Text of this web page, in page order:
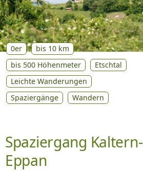
0er
bis 10 km
bis 500 Höhenmeter
Etschtal
Leichte Wanderungen
Spaziergänge
Wandern
Spaziergang Kaltern-
Eppan